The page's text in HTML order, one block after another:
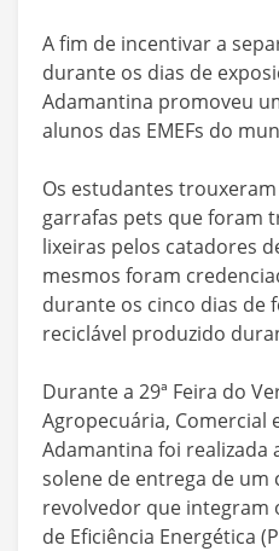
A fim de incentivar a
durante os dias de
Adamantina promoveu
alunos das EMEFs do
Os estudantes
garrafas pets que foram
lixeiras pelos catadores
mesmos foram
durante os cinco dias de
reciclável produzido
Durante a 29ª Feira do
Agropecuária, Comercial
Adamantina foi realizada
solene de entrega de um
revolvedor que integram
de Eficiência Energética